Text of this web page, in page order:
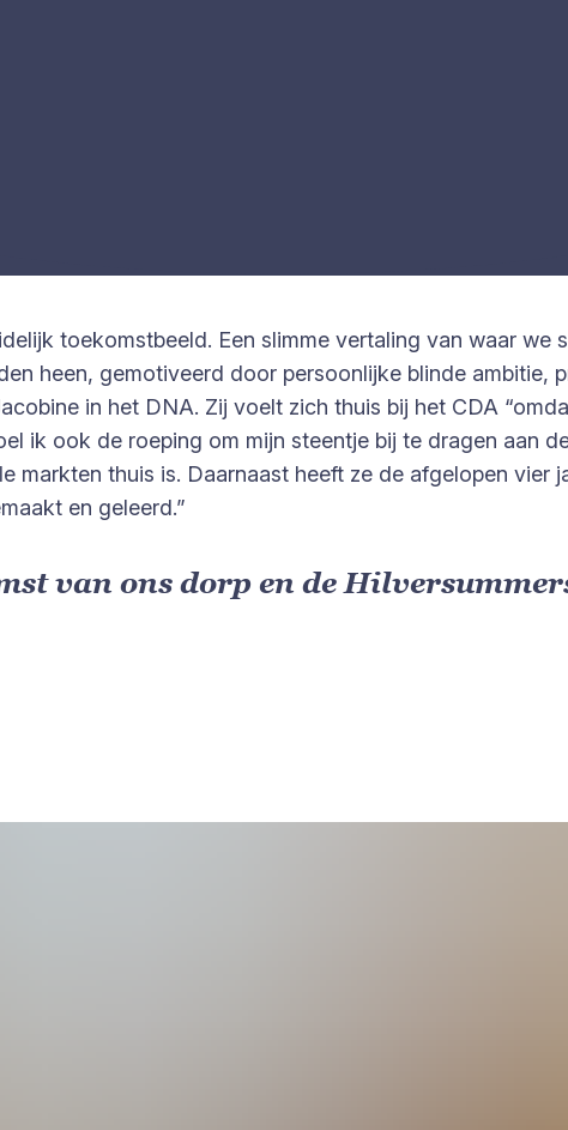
toekomstbeeld. Een slimme vertaling van waar we
heen, gemotiveerd door persoonlijke blinde ambitie,
in het DNA. Zij voelt zich thuis bij het CDA
ik ook de roeping om mijn steentje bij te dragen aan
markten thuis is. Daarnaast heeft ze de afgelopen vier
en geleerd.”
van ons dorp en de